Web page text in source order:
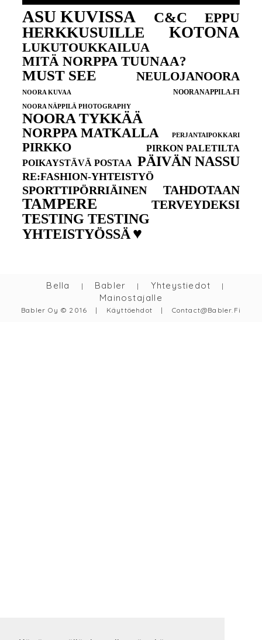
ASU KUVISSA C&C EPPU
HERKKUSUILLE KOTONA
LUKUTOUKKAILUA
MITÄ NORPPA TUUNAA?
MUST SEE NEULOJANOORA
NOORA KUVAA NOORANAPPILA.FI
NOORA NÄPPILÄ PHOTOGRAPHY
NOORA TYKKÄÄ
NORPPA MATKALLA PERJANTAIPOKKARI
PIRKKO
PIRKON PALETILTA
POIKAYSTÄVÄ POSTAA PÄIVÄN NASSU
RE:FASHION-YHTEISTYÖ
SPORTTIPÖRRIÄINEN TAHDOTAAN
TAMPERE TERVEYDEKSI
TESTING TESTING
YHTEISTYÖSSÄ ♥
Bella | Babler | Yhteystiedot |
Mainostajalle
Babler Oy © 2016 | Käyttöehdot | Contact@babler.fi